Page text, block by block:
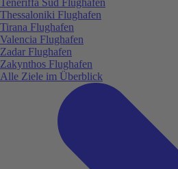
Thessaloniki Flughafen
Tirana Flughafen
Valencia Flughafen
Zadar Flughafen
Zakynthos Flughafen
Alle Ziele im Überblick